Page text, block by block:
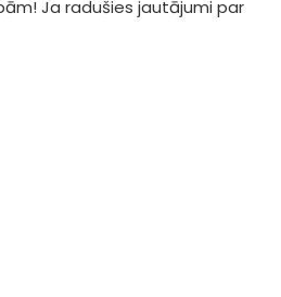
Ja radušies jautājumi par